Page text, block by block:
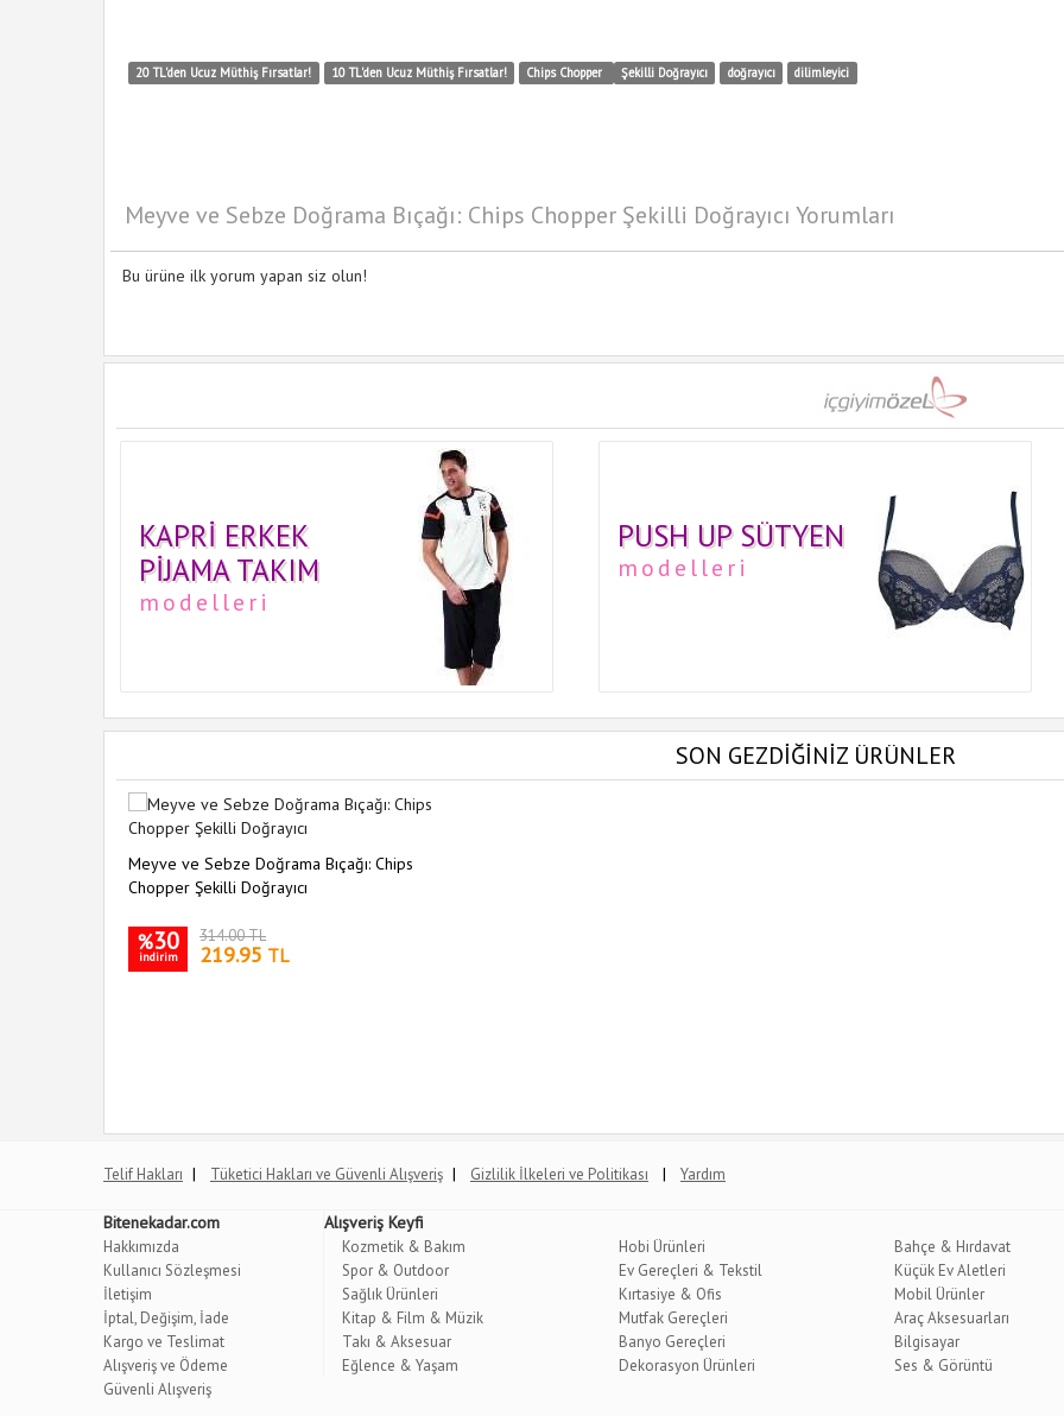
20 TL'den Ucuz Müthiş Fırsatlar! 10 TL'den Ucuz Müthiş Fırsatlar! Chips Chopper Şekilli Doğrayıcı doğrayıcı dilimleyici
Meyve ve Sebze Doğrama Bıçağı: Chips Chopper Şekilli Doğrayıcı Yorumları
Bu ürüne ilk yorum yapan siz olun!
KAPRI ERKEK
PIJAMA TAKIM
modelleri
PUSH UP SÜTYEN
modelleri
SON GEZDİĞİNİZ ÜRÜNLER
Meyve ve Sebze Doğrama Bıçağı: Chips
Chopper Şekilli Doğrayıcı
%30
indirim
314.00 TL
219.95 TL
Telif Hakları | Tüketici Hakları ve Güvenli Alışveriş | Gizlilik İlkeleri ve Politikası | Yardım
Bitenekadar.com
Hakkımızda
Kullanıcı Sözleşmesi
İletişim
İptal, Değişim, İade
Kargo ve Teslimat
Alışveriş ve Ödeme
Güvenli Alışveriş
Alışveriş Keyfi
Kozmetik & Bakım
Spor & Outdoor
Sağlık Ürünleri
Kitap & Film & Müzik
Takı & Aksesuar
Eğlence & Yaşam
Hobi Ürünleri
Ev Gereçleri & Tekstil
Kırtasiye & Ofis
Mutfak Gereçleri
Banyo Gereçleri
Dekorasyon Ürünleri
Bahçe & Hırdavat
Küçük Ev Aletleri
Mobil Ürünler
Araç Aksesuarları
Bilgisayar
Ses & Görüntü